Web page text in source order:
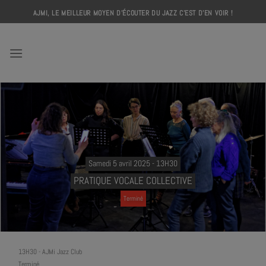
to
AJMI, LE MEILLEUR MOYEN D'ÉCOUTER DU JAZZ C'EST D'EN VOIR !
Samedi 5 avril 2025 - 13H30
PRATIQUE VOCALE COLLECTIVE
Terminé
13H30 - AJMi Jazz Club